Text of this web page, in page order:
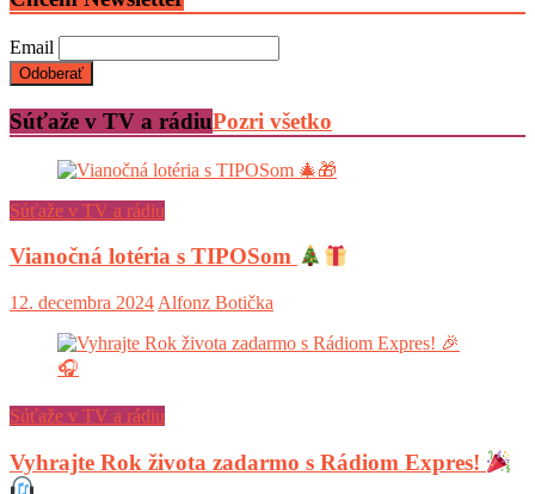
Email
Súťaže v TV a rádiuPozri všetko
Súťaže v TV a rádiu
Vianočná lotéria s TIPOSom
12. decembra 2024 Alfonz Botička
Súťaže v TV a rádiu
Vyhrajte Rok života zadarmo s Rádiom Expres!